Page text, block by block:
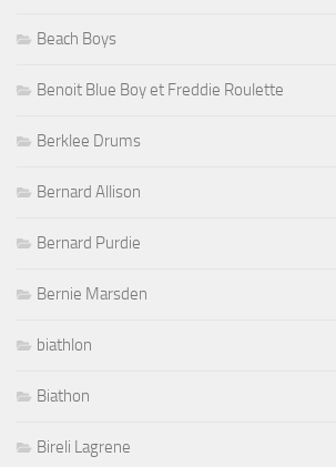
Beach Boys
Benoit Blue Boy et Freddie Roulette
Berklee Drums
Bernard Allison
Bernard Purdie
Bernie Marsden
biathlon
Biathon
Bireli Lagrene